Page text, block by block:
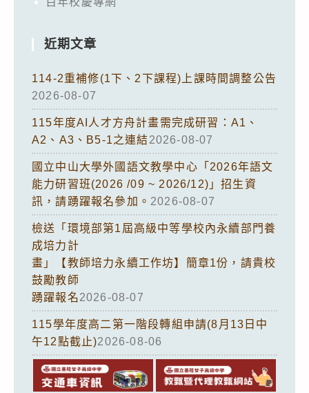
近期文章
114-2重補修(1下、2下課程)上課時間調整公告
2026-08-07
115年度AI人才方舟計畫需完成研習：A1、
A2、A3、B5-1之連結2026-08-07
國立中山大學外國語文教學中心「2026年語文
能力研習班(2026 /09 ~ 2026/12)」招生資
訊，請踴躍報名參加。 2026-08-07
檢送「環境部第1屆高級中等學校內永續部門養
成培力計
畫」【教師培力永續工作坊】簡章1份，請貴校
鼓勵教師
踴躍報名2026-08-07
115學年度高二第一階段轉組申請(8月13日中
午12點截止)2026-08-06